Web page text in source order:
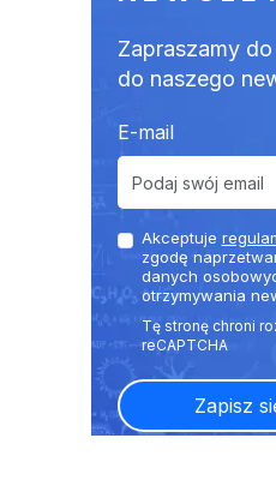
Zapraszamy
do naszego
E-mail
Akceptuje
zgodę
danych
otrzymywania